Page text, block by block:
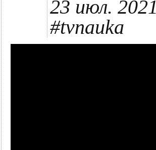
23 июл.
#tvnauka